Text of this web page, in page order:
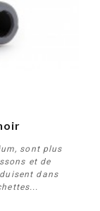
sont plus
et de
dans